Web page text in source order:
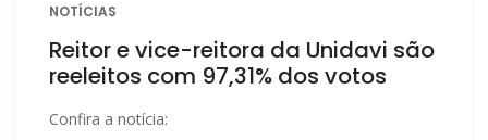
NOTÍCIAS
Reitor e vice-reitora da Unidavi são
reeleitos com 97,31% dos votos
Confira a notícia: